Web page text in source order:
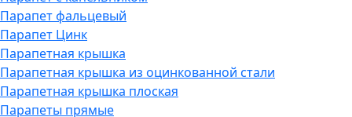
Парапет фальцевый
Парапет Цинк
Парапетная крышка
Парапетная крышка из оцинкованной стали
Парапетная крышка плоская
Парапеты прямые